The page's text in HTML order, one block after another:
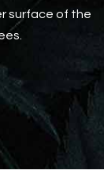
surface of the